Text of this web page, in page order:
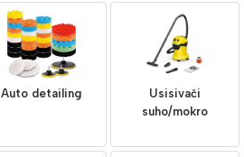
Auto detailing
Usisivači
suho/mokro